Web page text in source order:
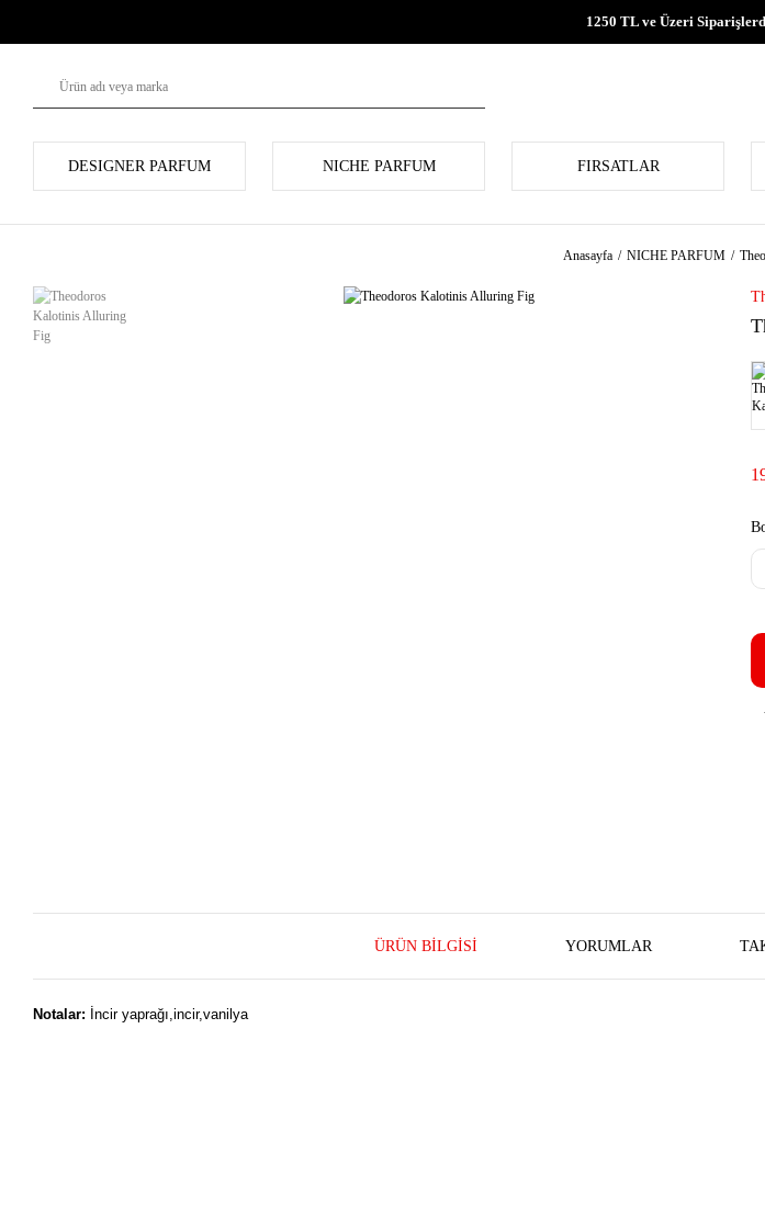
1250 TL ve Üzeri
DESIGNER PARFUM NICHE PARFUM FIRSATLAR
Anasayfa NICHE PARFUM
ÜRÜN BILGISI YORUMLAR
Notalar: İncir yaprağı,incir,vanilya